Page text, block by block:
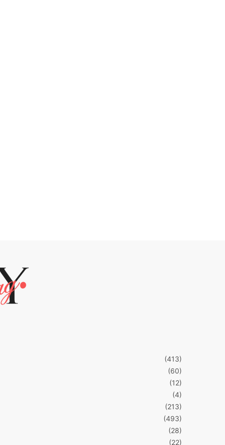
(413)
(60)
(12)
(4)
(213)
(493)
(28)
(22)